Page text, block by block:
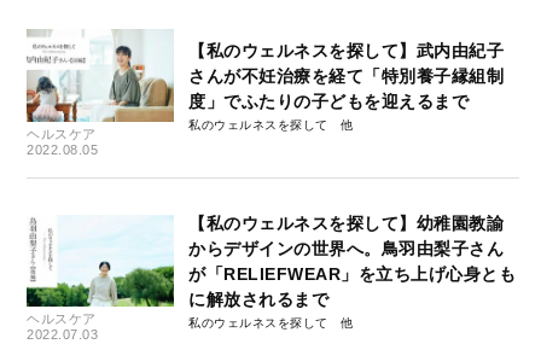
ヘルスケア
2022.08.05
【私のウェルネスを探して】武内由紀子
さんが不妊治療を経て「特別養子縁組制
度」でふたりの子どもを迎えるまで
私のウェルネスを探して
ヘルスケア
2022.07.03
【私のウェルネスを探して】幼稚園教諭
からデザインの世界へ。鳥羽由梨子さん
が「RELIEFWEAR」を立ち上げ心身とも
に解放されるまで
私のウェルネスを探して